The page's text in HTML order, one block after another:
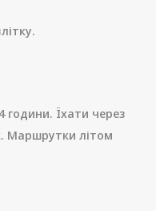
години. Їхати через
Маршрутки літом